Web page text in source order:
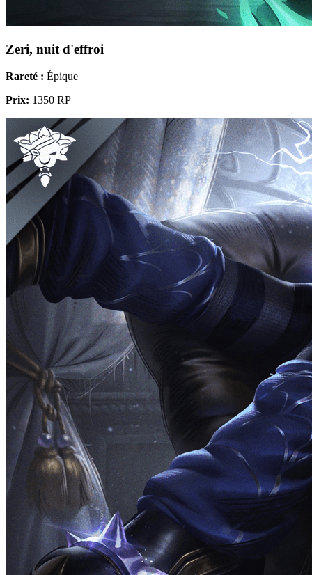
Zeri, nuit d'effroi
Rareté : Épique
Prix: 1350 RP